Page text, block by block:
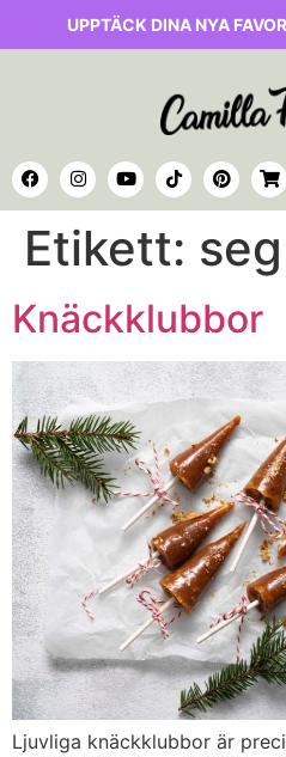
UPPTÄCK DINA NYA
Etikett:
Knäckklubbor
Ljuvliga knäckklubbor är